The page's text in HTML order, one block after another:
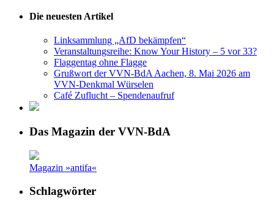
Die neuesten Artikel
Linksammlung „AfD bekämpfen“
Veranstaltungsreihe: Know Your History – 5 vor 33?
Flaggentag ohne Flagge
Grußwort der VVN-BdA Aachen, 8. Mai 2026 am
VVN-Denkmal Würselen
Café Zuflucht – Spendenaufruf
Das Magazin der VVN-BdA
Magazin »antifa«
Schlagwörter